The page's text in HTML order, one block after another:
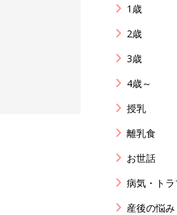
1歳
2歳
3歳
4歳～
授乳
離乳食
お世話
病気・ト
産後の悩み